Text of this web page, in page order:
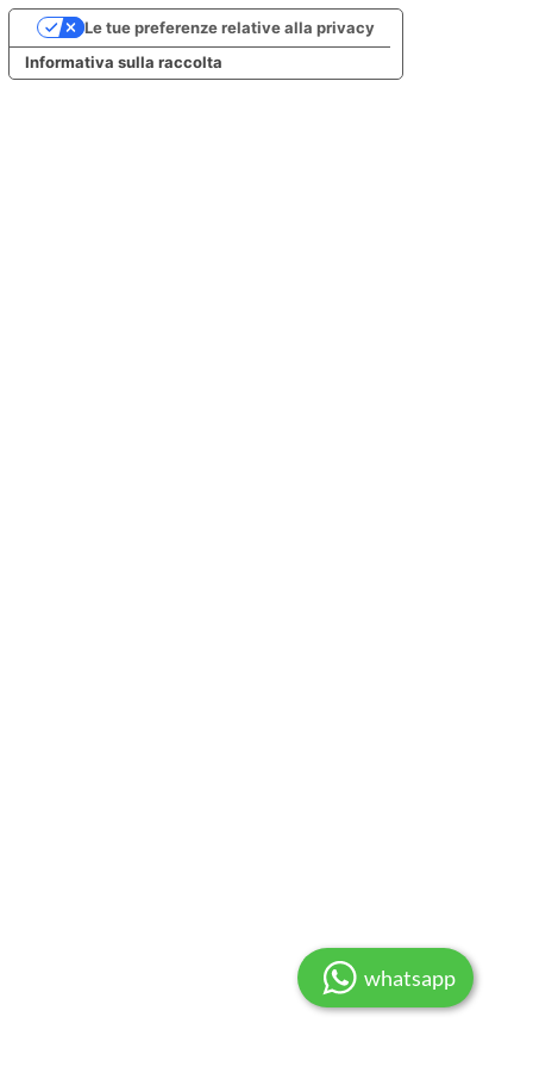
Informativa sulla raccolta
Le tue preferenze relative alla privacy
whatsapp